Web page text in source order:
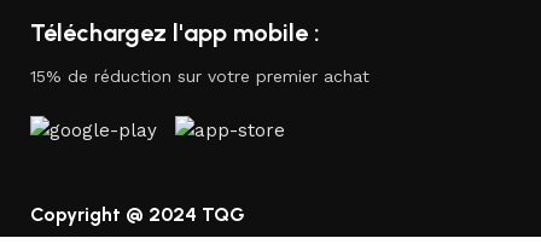
Téléchargez l'app mobile :
15% de réduction sur votre premier achat
Copyright @ 2024 TQG